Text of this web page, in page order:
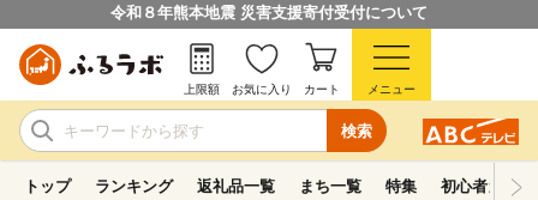
令和８年熊本地震 災害支援寄付受付について
検索
上限額 お気に入り カート メニュー
トップ ランキング 返礼品一覧 まち一覧 特集 初心者ガイド